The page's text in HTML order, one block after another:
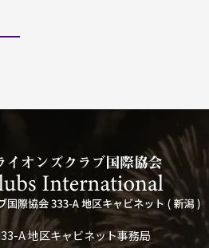
A 地区キャビネット事務局